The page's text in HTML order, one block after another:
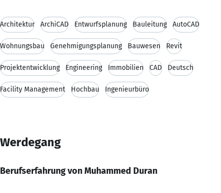
Architektur ArchiCAD Entwurfsplanung Bauleitung AutoCAD
Wohnungsbau Genehmigungsplanung Bauwesen Revit
Projektentwicklung Engineering Immobilien CAD Deutsch
Facility Management Hochbau Ingenieurbüro
Werdegang
Berufserfahrung von Muhammed Duran